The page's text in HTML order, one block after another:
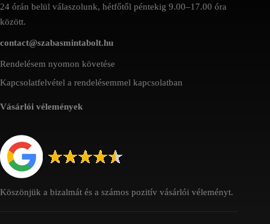
24 órán belül válaszolunk, hétfőtől péntekig 9.00–17.00 óra
között.
contact@szabasmintabolt.hu
Rendelésem nyomon követése
Kapcsolatfelvétel a rendelésemmel kapcsolatban
Vásárlói vélemények
Köszönjük a bizalmát és a számos pozitív vásárlói véleményt.